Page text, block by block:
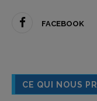
FACEBOOK
CE QUI NOUS